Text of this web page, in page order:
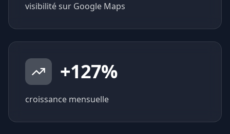
visibilité sur Google Maps
+127%
croissance mensuelle